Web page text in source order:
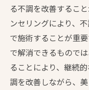
る不調を改善するこ
ンセリングにより、
で施術することが重
で解消できるもので
ることにより、継続
調を改善しながら、